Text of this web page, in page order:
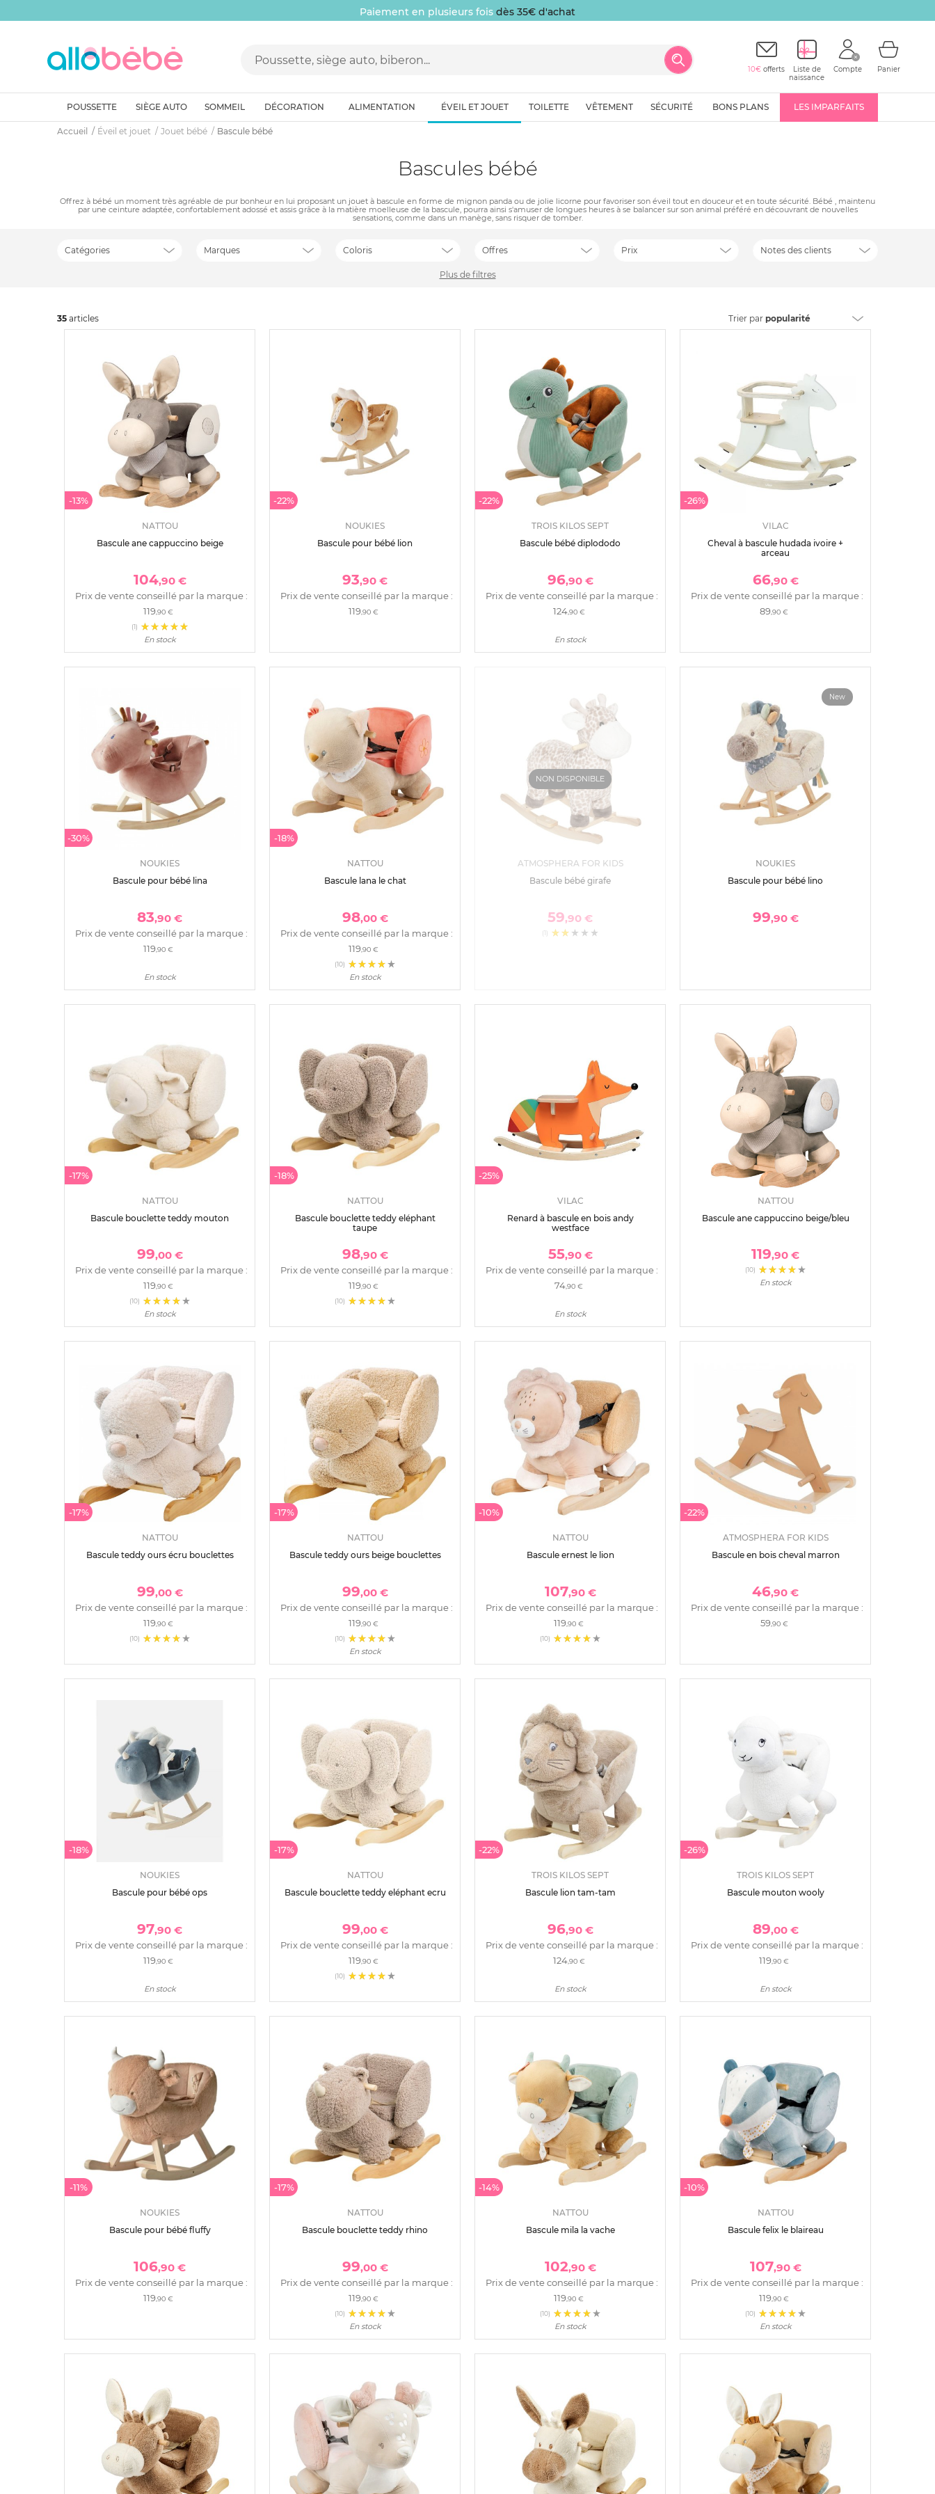
Paiement en plusieurs fois dès 35€ d'achat
10€ offerts
Liste de
naissance
Compte Panier
POUSSETTE SIÈGE AUTO SOMMEIL DÉCORATION ALIMENTATION ÉVEIL ET JOUET TOILETTE VÊTEMENT SÉCURITÉ BONS PLANS LES IMPARFAITS
Accueil Éveil et jouet Jouet bébé Bascule bébé
Bascules bébé
Offrez à bébé un moment très agréable de pur bonheur en lui proposant un jouet à bascule en forme de mignon panda ou de jolie licorne pour favoriser son éveil tout en douceur et en toute sécurité. Bébé , maintenu
par une ceinture adaptée, confortablement adossé et assis grâce à la matière moelleuse de la bascule, pourra ainsi s'amuser de longues heures à se balancer sur son animal préféré en découvrant de nouvelles
sensations, comme dans un manège, sans risquer de tomber.
Catégories Marques Coloris Offres Prix Notes des clients
Plus de filtres
35 articles Trier par popularité
-13%
NATTOU
Bascule ane cappuccino beige
104,90 €
Prix de vente conseillé par la marque :
119,90 €
(1)
En stock
-22%
NOUKIES
Bascule pour bébé lion
93,90 €
Prix de vente conseillé par la marque :
119,90 €
-22%
TROIS KILOS SEPT
Bascule bébé diplododo
96,90 €
Prix de vente conseillé par la marque :
124,90 €
En stock
-26%
VILAC
Cheval à bascule hudada ivoire +
arceau
66,90 €
Prix de vente conseillé par la marque :
89,90 €
-30%
NOUKIES
Bascule pour bébé lina
83,90 €
Prix de vente conseillé par la marque :
119,90 €
En stock
-18%
NATTOU
Bascule lana le chat
98,00 €
Prix de vente conseillé par la marque :
119,90 €
(10)
En stock
NON DISPONIBLE
ATMOSPHERA FOR KIDS
Bascule bébé girafe
59,90 €
(1)
New
NOUKIES
Bascule pour bébé lino
99,90 €
-17%
NATTOU
Bascule bouclette teddy mouton
99,00 €
Prix de vente conseillé par la marque :
119,90 €
(10)
En stock
-18%
NATTOU
Bascule bouclette teddy eléphant
taupe
98,90 €
Prix de vente conseillé par la marque :
119,90 €
(10)
-25%
VILAC
Renard à bascule en bois andy
westface
55,90 €
Prix de vente conseillé par la marque :
74,90 €
En stock
NATTOU
Bascule ane cappuccino beige/bleu
119,90 €
(10)
En stock
-17%
NATTOU
Bascule teddy ours écru bouclettes
99,00 €
Prix de vente conseillé par la marque :
119,90 €
(10)
-17%
NATTOU
Bascule teddy ours beige bouclettes
99,00 €
Prix de vente conseillé par la marque :
119,90 €
(10)
En stock
-10%
NATTOU
Bascule ernest le lion
107,90 €
Prix de vente conseillé par la marque :
119,90 €
(10)
-22%
ATMOSPHERA FOR KIDS
Bascule en bois cheval marron
46,90 €
Prix de vente conseillé par la marque :
59,90 €
-18%
NOUKIES
Bascule pour bébé ops
97,90 €
Prix de vente conseillé par la marque :
119,90 €
En stock
-17%
NATTOU
Bascule bouclette teddy eléphant ecru
99,00 €
Prix de vente conseillé par la marque :
119,90 €
(10)
-22%
TROIS KILOS SEPT
Bascule lion tam-tam
96,90 €
Prix de vente conseillé par la marque :
124,90 €
En stock
-26%
TROIS KILOS SEPT
Bascule mouton wooly
89,00 €
Prix de vente conseillé par la marque :
119,90 €
En stock
-11%
NOUKIES
Bascule pour bébé fluffy
106,90 €
Prix de vente conseillé par la marque :
119,90 €
-17%
NATTOU
Bascule bouclette teddy rhino
99,00 €
Prix de vente conseillé par la marque :
119,90 €
(10)
En stock
-14%
NATTOU
Bascule mila la vache
102,90 €
Prix de vente conseillé par la marque :
119,90 €
(10)
En stock
-10%
NATTOU
Bascule felix le blaireau
107,90 €
Prix de vente conseillé par la marque :
119,90 €
(10)
En stock